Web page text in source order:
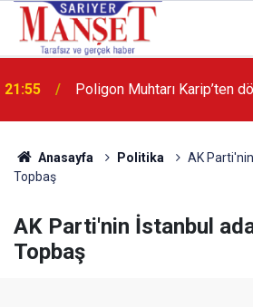
13:36 'Poligon'da İstanbul'a örnek
Anasayfa Politika
AK
Topbaş
AK Parti'nin İstanbul
Topbaş